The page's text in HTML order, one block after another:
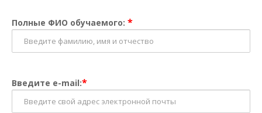
Полные ФИО обучаемого: *
Введите e-mail:*